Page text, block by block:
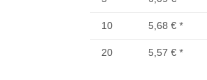
10 5,68 € *
20 5,57 € *